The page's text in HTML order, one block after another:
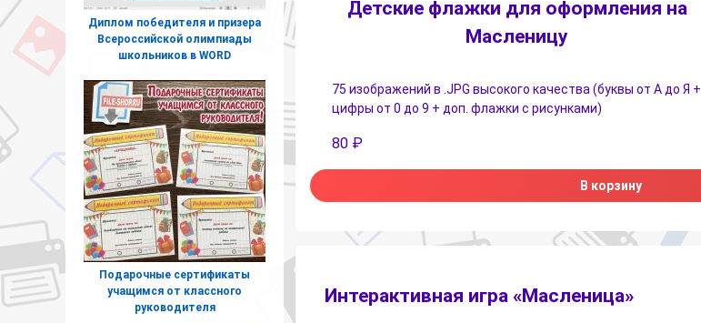
Детские флажки для оформления на
Масленицу
75 изображений в .JPG высокого качества (буквы от А до Я +
цифры от 0 до 9 + доп. флажки с рисунками)
80 ₽
В корзину
Интерактивная игра «Масленица»
Диплом победителя и призера
Всероссийской олимпиады
школьников в WORD
Подарочные сертификаты
учащимся от классного
руководителя